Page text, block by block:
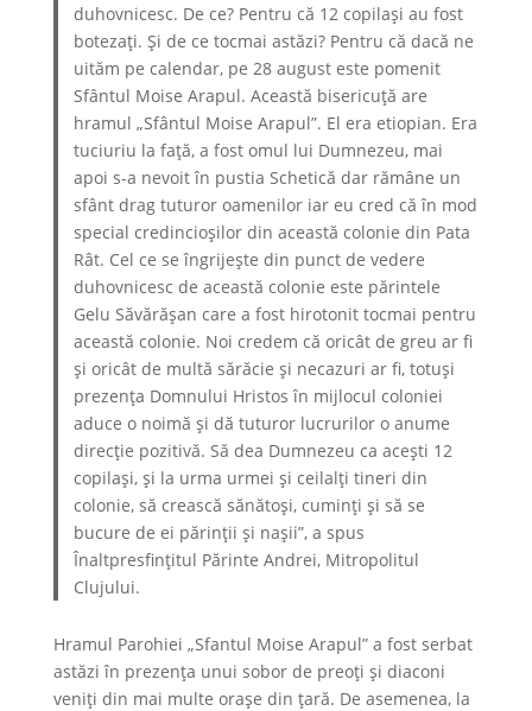
duhovnicesc. De ce? Pentru că 12 copilași au fost
botezați. Și de ce tocmai astăzi? Pentru că dacă ne
uităm pe calendar, pe 28 august este pomenit
Sfântul Moise Arapul. Această bisericuță are
hramul „Sfântul Moise Arapul”. El era etiopian. Era
tuciuriu la față, a fost omul lui Dumnezeu, mai
apoi s-a nevoit în pustia Schetică dar rămâne un
sfânt drag tuturor oamenilor iar eu cred că în mod
special credincioșilor din această colonie din Pata
Rât. Cel ce se îngrijește din punct de vedere
duhovnicesc de această colonie este părintele
Gelu Săvărășan care a fost hirotonit tocmai pentru
această colonie. Noi credem că oricât de greu ar fi
și oricât de multă sărăcie și necazuri ar fi, totuși
prezența Domnului Hristos în mijlocul coloniei
aduce o noimă și dă tuturor lucrurilor o anume
direcție pozitivă. Să dea Dumnezeu ca acești 12
copilași, și la urma urmei și ceilalți tineri din
colonie, să crească sănătoși, cuminți și să se
bucure de ei părinții și nașii”, a spus
Înaltpresfințitul Părinte Andrei, Mitropolitul
Clujului.
Hramul Parohiei „Sfantul Moise Arapul” a fost serbat
astăzi în prezența unui sobor de preoți și diaconi
veniți din mai multe orașe din țară. De asemenea, la